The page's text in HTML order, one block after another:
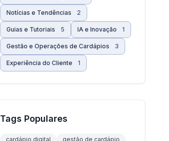
Notícias e Tendências 2
Guias e Tutoriais 5 IA e Inovação 1
Gestão e Operações de Cardápios 3
Experiência do Cliente 1
Tags Populares
cardápio digital
gestão de cardápio